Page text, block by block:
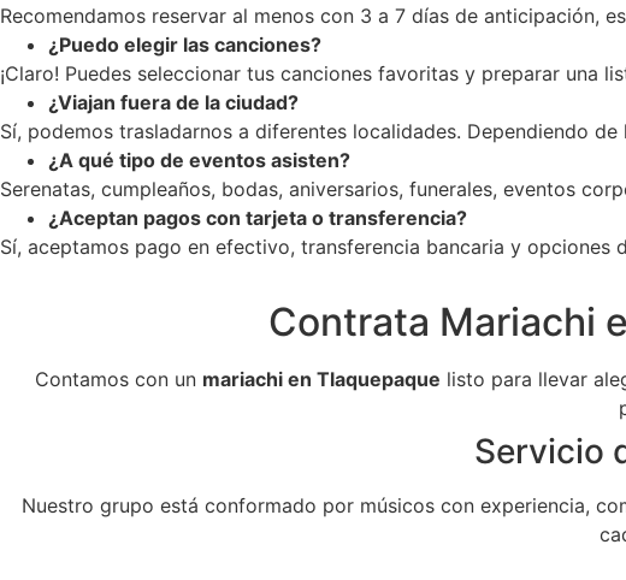
Recomendamos reservar al menos con 3 a 7 días de anticipación,
¿Puedo elegir las canciones?
¡Claro! Puedes seleccionar tus canciones favoritas y preparar una
¿Viajan fuera de la ciudad?
Sí, podemos trasladarnos a diferentes localidades. Dependiendo
¿A qué tipo de eventos asisten?
Serenatas, cumpleaños, bodas, aniversarios, funerales, eventos
¿Aceptan pagos con tarjeta o transferencia?
Sí, aceptamos pago en efectivo, transferencia bancaria y
Contrata Mariachi
Contamos con un mariachi en Tlaquepaque listo para llevar
Servicio
Nuestro grupo está conformado por músicos con experiencia,